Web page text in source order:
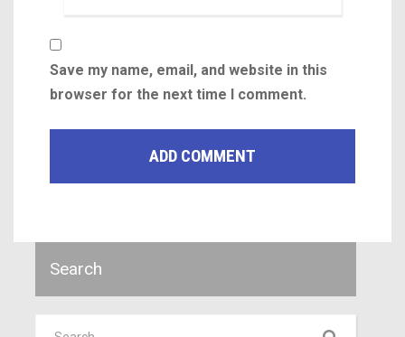
Save my name, email, and website in this
browser for the next time I comment.
Search